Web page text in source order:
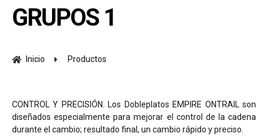
GRUPOS 1
Inicio Productos
CONTROL Y PRECISIÓN. Los Dobleplatos EMPIRE ONTRAIL son
diseñados especialmente para mejorar el control de la cadena
durante el cambio; resultado final, un cambio rápido y preciso.